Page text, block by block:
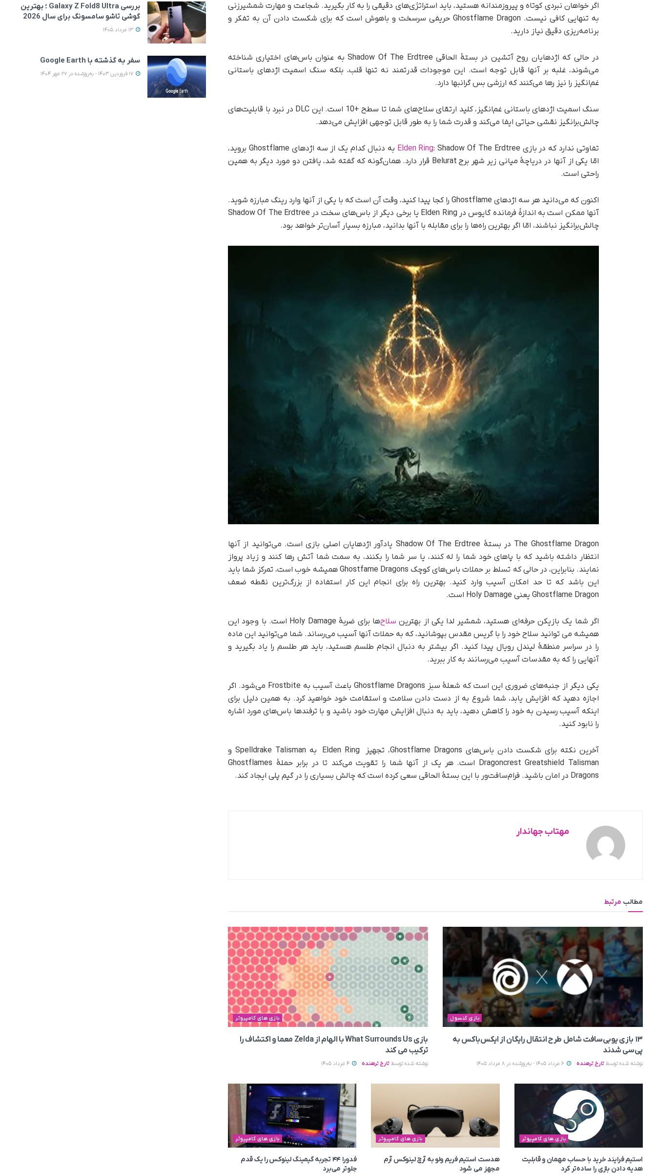
اگر خواهان نبردی کوتاه و پیروزمندانه هستید، باید استراتژی‌های دقیقی را به کار بگیرید. شجاعت و مهارت شمشیرزنی
به تنهایی کافی نیست. Ghostflame Dragon حریفی سرسخت و باهوش است که برای شکست دادن آن به تفکر و
برنامه‌ریزی دقیق نیاز دارید.
در حالی که اژدهایان روح آتشین در بستۀ الحاقی Shadow Of The Erdtree به عنوان باس‌های اختیاری شناخته
می‌شوند، غلبه بر آنها قابل توجه است. این موجودات قدرتمند نه تنها قلب، بلکه سنگ اسمیت اژدهای باستانی
غم‌انگیز را نیز رها می‌کنند که ارزشی بس گرانبها دارد.
سنگ اسمیت اژدهای باستانی غم‌انگیز، کلید ارتقای سلاح‌های شما تا سطح +10 است. این DLC در نبرد با قابلیت‌های
چالش‌برانگیز نقشی حیاتی ایفا می‌کند و قدرت شما را به طور قابل توجهی افزایش می‌دهد.
تفاوتی ندارد که در بازی Elden Ring
: Shadow Of The Erdtree به دنبال کدام یک از سه اژدهای Ghostflame بروید،
امّا یکی از آنها در دریاچۀ میانی زیر شهر برج Belurat قرار دارد. همان‌گونه که گفته شد، یافتن دو مورد دیگر به همین
راحتی است.
اکنون که می‌دانید هر سه اژدهای Ghostflame را کجا پیدا کنید، وقت آن است که با یکی از آنها وارد رینگ مبارزه شوید.
آنها ممکن است به اندازۀ فرمانده گایوس در Elden Ring یا برخی دیگر از باس‌های سخت در Shadow Of The Erdtree
چالش‌برانگیز نباشند، امّا اگر بهترین راه‌ها را برای مقابله با آنها بدانید، مبارزه بسیار آسان‌تر خواهد بود.
The Ghostflame Dragon در بستۀ Shadow Of The Erdtree یادآور اژدهایان اصلی بازی است. می‌توانید از آنها
انتظار داشته باشید که با پاهای خود شما را له کنند، یا سر شما را بکنند، به سمت شما آتش رها کنند و زیاد پرواز
نمایند. بنابراین، در حالی که تسلط بر حملات باس‌های کوچک Ghostfame Dragons همیشه خوب است، تمرکز شما باید
این باشد که تا حد امکان آسیب وارد کنید. بهترین راه برای انجام این کار استفاده از بزرگ‌ترین نقطه ضعف
Ghostflame Dragon یعنی Holy Damage است.
اگر شما یک بازیکن حرفه‌ای هستید، شمشیر لدا یکی از بهترین سلاح
‌ها برای ضربۀ Holy Damage است. با وجود این
همیشه می توانید سلاح خود را با گریس مقدس بپوشانید، که به حملات آنها آسیب می‌رساند. شما می‌توانید این ماده
را در سراسر منطقۀ لیندل رویال پیدا کنید. اگر بیشتر به دنبال انجام طلسم هستید، باید هر طلسم را یاد بگیرید و
آنهایی را که به مقدسات آسیب می‌رسانند به کار ببرید.
یکی دیگر از جنبه‌های ضروری این است که شعلۀ سبز Ghostflame Dragons باعث آسیب به Frostbite می‌شود. اگر
اجازه دهید که افزایش یابد، شما شروع به از دست دادن سلامت و استقامت خود خواهید کرد. به همین دلیل برای
اینکه آسیب رسیدن به خود را کاهش دهید، باید به دنبال افزایش مهارت خود باشید و با ترفندها باس‌های مورد اشاره
را نابود کنید.
آخرین نکته برای شکست دادن باس‌های Ghostflame Dragons، تجهیز Elden Ring به Spelldrake Talisman و
Dragoncrest Greatshield Talisman است. هر یک از آنها شما را تقویت می‌کند تا در برابر حملۀ Ghostflames
Dragons در امان باشید. فرام‌سافت‌ور با این بستۀ الحاقی سعی کرده است که چالش بسیاری را در گیم پلی ایجاد کند.
مهتاب جهاندار
مطالب مرتبط
بازی کنسول
۱۳ بازی یوبی‌سافت شامل طرح انتقال رایگان از ایکس‌باکس به
پی‌سی شدند
نوشته شده توسط تارخ ترهنده
بازی های کامپیوتر
بازی What Surrounds Us با الهام از Zelda معما و اکتشاف را
ترکیب می‌ کند
نوشته شده توسط تارخ ترهنده
بازی های کامپیوتر
استیم فرایند خرید با حساب مهمان و قابلیت
هدیه دادن بازی را ساده‌تر کرد
بازی های کامپیوتر
هدست استیم فریم ولو به آرچ لینوکس آرم
مجهز می‌ شود
بازی های کامپیوتر
فدورا ۴۴ تجربه گیمینگ لینوکس را یک قدم
جلوتر می‌برد
بررسی Galaxy Z Fold8 Ultra ؛ بهترین
گوشی تاشو سامسونگ برای سال 2026
سفر به گذشته با Google Earth